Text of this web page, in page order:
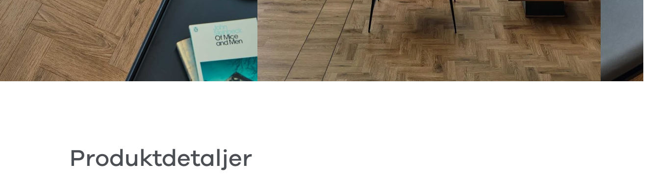
Produktdetaljer